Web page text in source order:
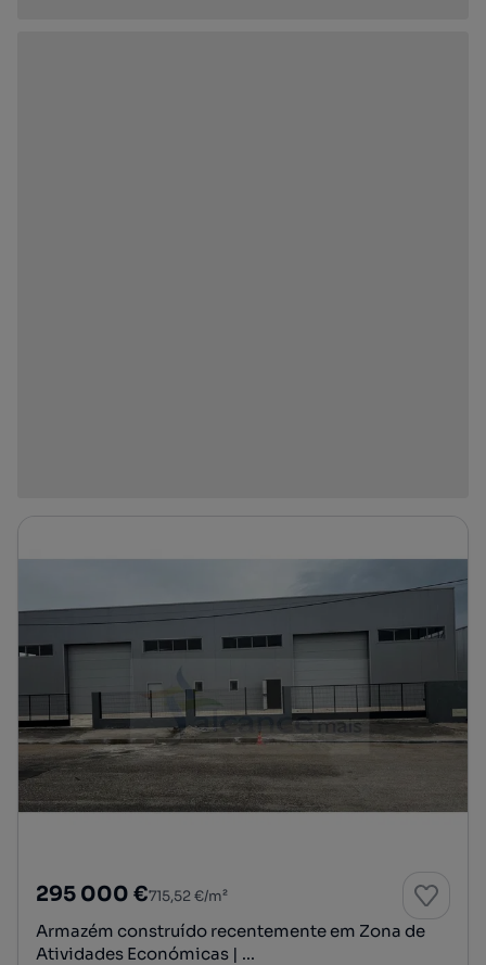
295 000 €715,52 €/m²
Armazém construído recentemente em Zona de
Atividades Económicas | ...